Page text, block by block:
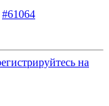
#61064
на